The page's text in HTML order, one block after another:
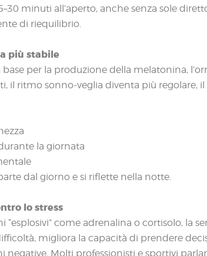
minuti all’aperto, anche senza sole
di riequilibrio.
più stabile
base per la produzione della melatonina,
il ritmo sonno-veglia diventa più regolare,
la giornata
dal giorno e si riflette nella notte.
lo stress
“esplosivi” come adrenalina o cortisolo, la
migliora la capacità di prendere
negative. Molti professionisti e sportivi